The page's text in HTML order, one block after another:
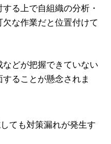
る上で自組織の分析・
な作業だと位置付けて
どが把握できていない
ることが懸念されま
ても対策漏れが発生す